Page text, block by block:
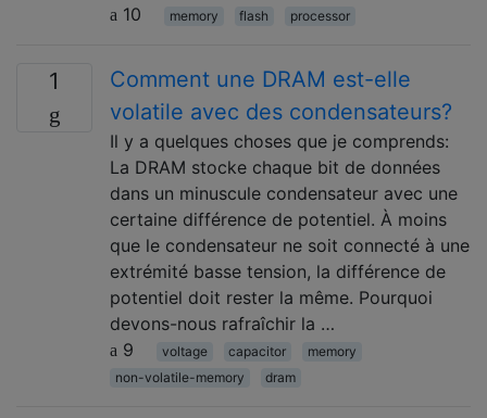
10
memory flash processor
1
Comment une DRAM est-elle
volatile avec des condensateurs?
Il y a quelques choses que je comprends:
La DRAM stocke chaque bit de données
dans un minuscule condensateur avec une
certaine différence de potentiel. À moins
que le condensateur ne soit connecté à une
extrémité basse tension, la différence de
potentiel doit rester la même. Pourquoi
devons-nous rafraîchir la …
9
voltage capacitor
memory
non-volatile-memory
dram